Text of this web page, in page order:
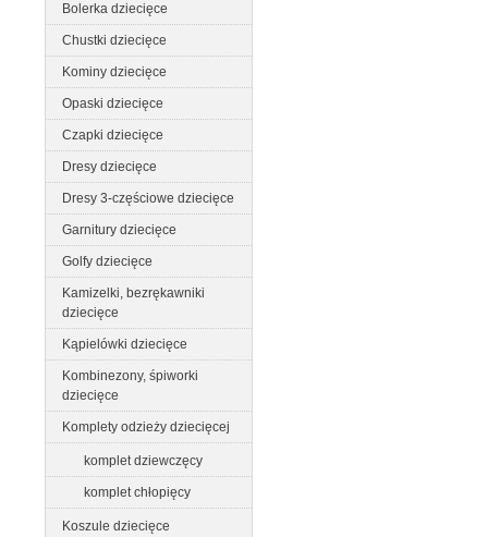
Bolerka dziecięce
Chustki dziecięce
Kominy dziecięce
Opaski dziecięce
Czapki dziecięce
Dresy dziecięce
Dresy 3-częściowe dziecięce
Garnitury dziecięce
Golfy dziecięce
Kamizelki, bezrękawniki
dziecięce
Kąpielówki dziecięce
Kombinezony, śpiworki
dziecięce
Komplety odzieży dziecięcej
komplet dziewczęcy
komplet chłopięcy
Koszule dziecięce